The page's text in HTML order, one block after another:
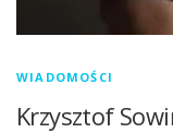
WIADOMOŚCI
Krzysztof